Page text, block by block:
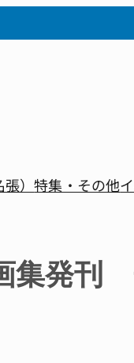
張）特集・その他
集発刊